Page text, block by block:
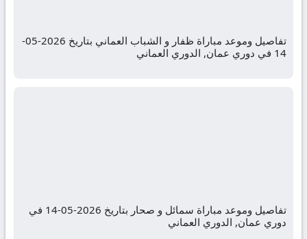
تفاصيل وموعد مباراة ظفار و الشباب العماني بتاريخ 2026-05-
14 في دوري عمان, الدوري العماني
تفاصيل وموعد مباراة سمائل و صحار بتاريخ 2026-05-14 في
دوري عمان, الدوري العماني